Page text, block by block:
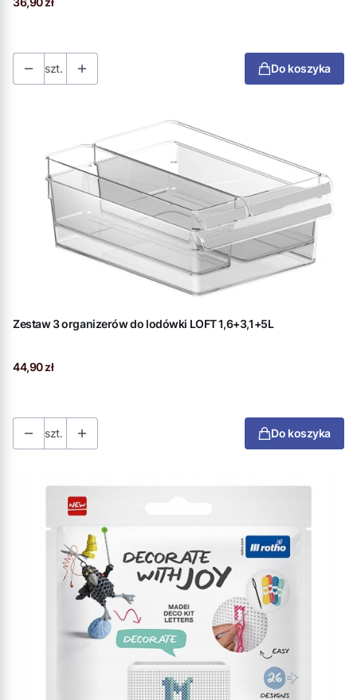
szt. Do koszyka
Zestaw 3 organizerów do lodówki LOFT 1,6+3,1+5L
Cena
44,90 zł
szt. Do koszyka